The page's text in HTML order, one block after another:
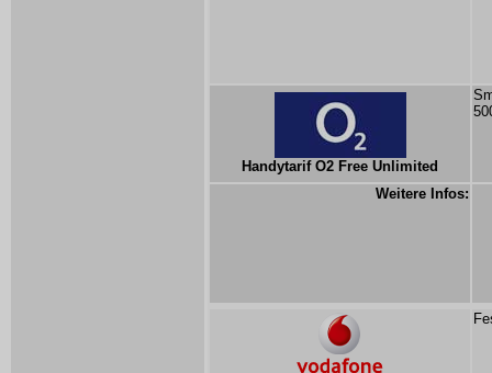
Handytarif O2 Free Unlimited
Weitere Infos: